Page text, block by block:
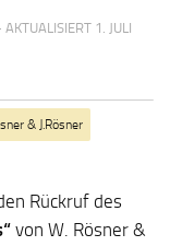
· AKTUALISIERT 1. JULI
& J.Rösner
Rückruf des
von W. Rösner &